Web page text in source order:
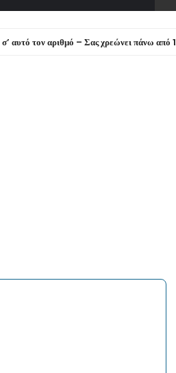
αριθμό – Σας χρεώνει πάνω από 100 ευρώ!